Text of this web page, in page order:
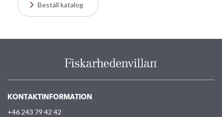
Beställ katalog
KONTAKTINFORMATION
+46 243 79 42 42